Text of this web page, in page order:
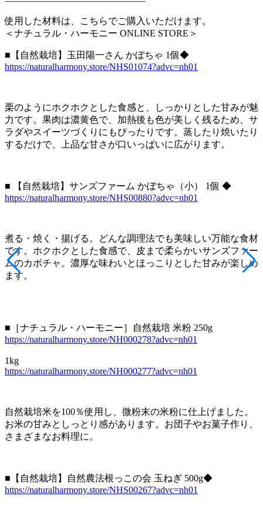
使用した材料は、こちらでご購入いただけます。
＜ナチュラル・ハーモニー ONLINE STORE＞
■【自然栽培】玉田陽一さん かぼちゃ 1個◆
https://naturalharmony.store/NHS01074?advc=nh01
栗のようにホクホクとした食感と、しっかりとした甘みが魅
力です。果肉は濃黄色で、加熱後も色が美しく残るため、サ
ラダやスイーツづくりにもぴったりです。蒸したり焼いたり
するだけで、上品な甘さが口いっぱいに広がります。
■ 【自然栽培】サンズファーム かぼちゃ（小） 1個 ◆
https://naturalharmony.store/NHS00880?advc=nh01
煮る・焼く・揚げる。どんな調理法でも美味しい万能な食材
です。ホクホクとした食感で、皮まで柔らかいサンズファー
ムのカボチャ。濃厚な味わいとほっこりとした甘みが楽しめ
ます。
■［ナチュラル・ハーモニー］自然栽培 米粉 250g
https://naturalharmony.store/NH000278?advc=nh01
1kg
https://naturalharmony.store/NH000277?advc=nh01
自然栽培米を100％使用し、微粉末の米粉に仕上げました。
お米の甘みとしっとり感があります。お団子やお菓子作り、
さまざまなお料理に。
■【自然栽培】自然農法根っこの会 玉ねぎ 500g◆
https://naturalharmony.store/NHS00267?advc=nh01